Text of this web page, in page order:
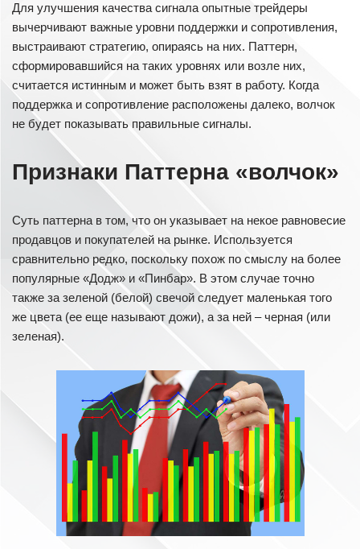
Для улучшения качества сигнала опытные трейдеры
вычерчивают важные уровни поддержки и сопротивления,
выстраивают стратегию, опираясь на них. Паттерн,
сформировавшийся на таких уровнях или возле них,
считается истинным и может быть взят в работу. Когда
поддержка и сопротивление расположены далеко, волчок
не будет показывать правильные сигналы.
Признаки Паттерна «волчок»
Суть паттерна в том, что он указывает на некое равновесие
продавцов и покупателей на рынке. Используется
сравнительно редко, поскольку похож по смыслу на более
популярные «Додж» и «Пинбар». В этом случае точно
также за зеленой (белой) свечой следует маленькая того
же цвета (ее еще называют дожи), а за ней – черная (или
зеленая).